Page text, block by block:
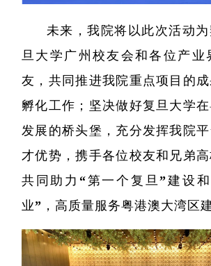
未来，我院将以此次活动
旦大学广州校友会和各位产业
友，共同推进我院重点项目的
孵化工作；坚决做好复旦大学
发展的桥头堡，充分发挥我院
才优势，携手各位校友和兄弟高
共同助力“第一个复旦”建设
业”，高质量服务粤港澳大湾区